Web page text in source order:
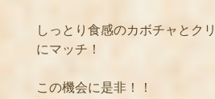
しっとり食感のカボチャとク
にマッチ！
この機会に是非！！